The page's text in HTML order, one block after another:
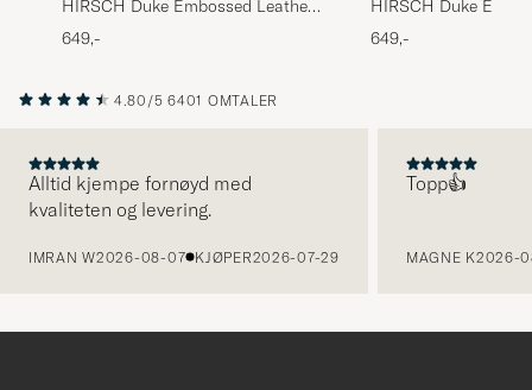
HIRSCH Duke Embossed Leather
Watch Strap Black
649,-
HIRSCH Duke
Watch Strap Green
649,-
4.80/5 6401 OMTALER
Alltid kjempe fornøyd med
kvaliteten og levering.
IMRAN W2026-08-07 KJØPER2026-07-29
Topp👍
MAGNE K2026-